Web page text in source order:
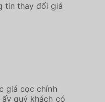
tin thay đổi giá
giá cọc chính
quý khách có